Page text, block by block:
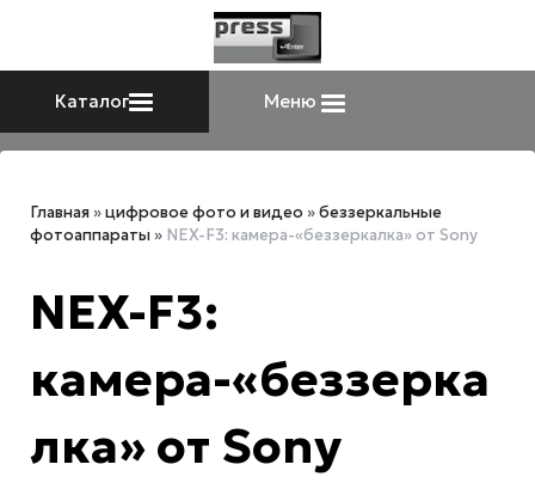
Каталог Меню
Главная »цифровое фото и видео »беззеркальные
фотоаппараты » NEX-F3: камера-«беззеркалка» от Sony
NEX-F3:
камера-«беззерка
лка» от Sony